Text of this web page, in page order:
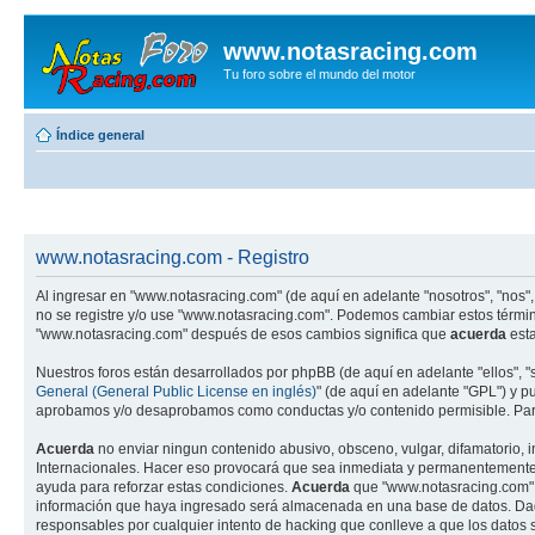
www.notasracing.com
Tu foro sobre el mundo del motor
Índice general
www.notasracing.com - Registro
Al ingresar en "www.notasracing.com" (de aquí en adelante "nosotros",
no se registre y/o use "www.notasracing.com". Podemos cambiar estos
"www.notasracing.com" después de esos cambios significa que acuerda
Nuestros foros están desarrollados por phpBB (de aquí en adelante "ellos",
General (General Public License en inglés)" (de aquí en adelante "GPL") y
aprobamos y/o desaprobamos como conductas y/o contenido permisible.
Acuerda no enviar ningun contenido abusivo, obsceno, vulgar,
Internacionales. Hacer eso provocará que sea inmediata y
ayuda para reforzar estas condiciones. Acuerda que
información que haya ingresado será almacenada en una base de datos.
responsables por cualquier intento de hacking que conlleve a que los datos